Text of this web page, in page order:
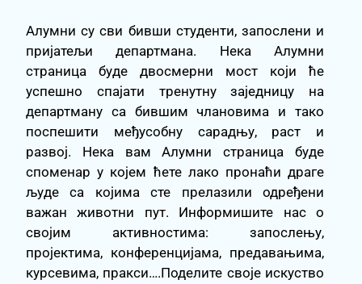
Алумни су сви бивши студенти, запослени и
пријатељи департмана. Нека Алумни
страница буде двосмерни мост који ће
успешно спајати тренутну заједницу на
департману са бившим члановима и тако
поспешити међусобну сарадњу, раст и
развој. Нека вам Алумни страница буде
споменар у којем ћете лако пронаћи драге
људе са којима сте прелазили одређени
важан животни пут. Информишите нас о
својим активностима: запослењу,
пројектима, конференцијама, предавањима,
курсевима, пракси….Поделите своје искуство